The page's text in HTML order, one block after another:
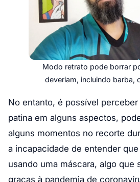
Modo retrato pode borrar
deveriam, incluindo barba,
No entanto, é possível
patina em alguns aspectos,
alguns momentos no recorte
a incapacidade de entender
usando uma máscara, algo que
graças à pandemia de